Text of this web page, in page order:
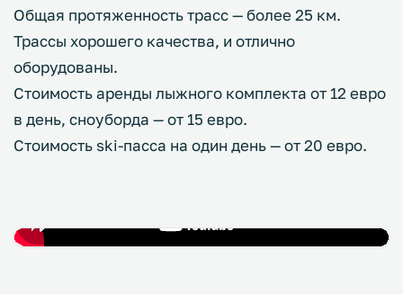
Общая протяженность трасс — более 25 км.
Трассы хорошего качества, и отлично
оборудованы.
Стоимость аренды лыжного комплекта от 12 евро
в день, сноуборда — от 15 евро.
Стоимость ski-пасса на один день — от 20 евро.